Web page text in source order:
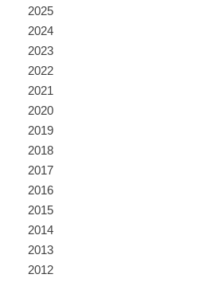
2025
2024
2023
2022
2021
2020
2019
2018
2017
2016
2015
2014
2013
2012